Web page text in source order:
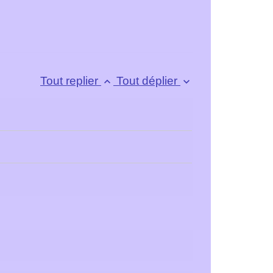
Tout replier keyboard_arrow_up Tout déplier keyboard_arrow_down